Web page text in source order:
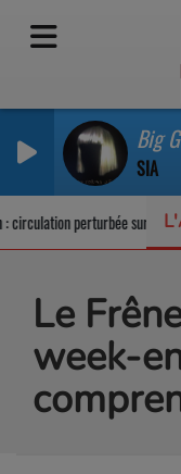
Big
SIA
perturbée sur la RD123
Le
week-